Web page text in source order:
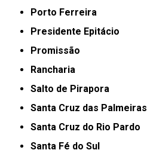
Porto Ferreira
Presidente Epitácio
Promissão
Rancharia
Salto de Pirapora
Santa Cruz das Palmeiras
Santa Cruz do Rio Pardo
Santa Fé do Sul